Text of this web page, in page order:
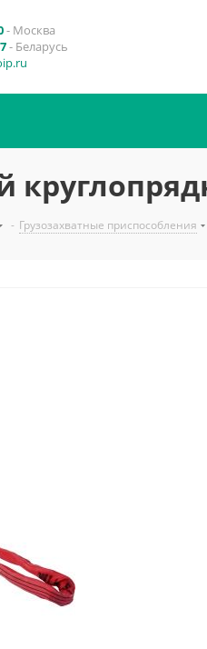
- Москва
- Беларусь
- Грузозахватные приспособления